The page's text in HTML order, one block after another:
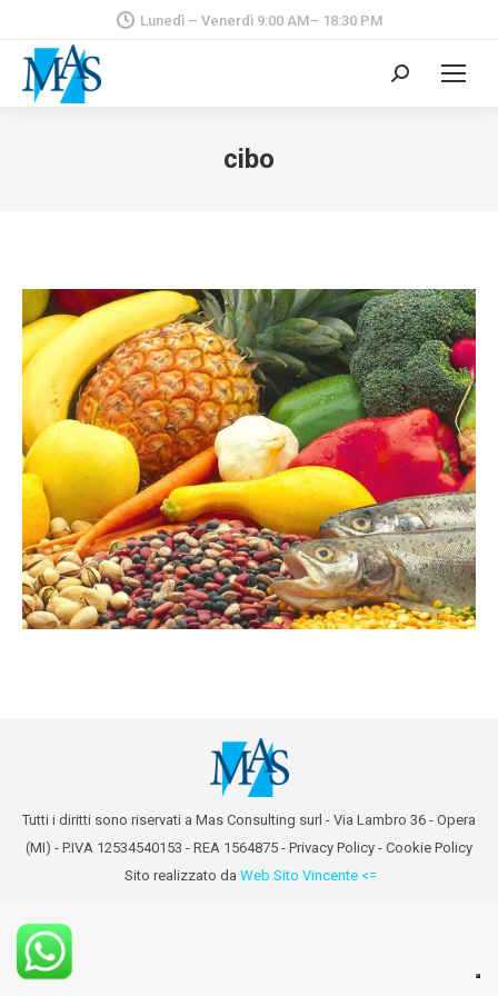
Lunedì – Venerdì 9:00 AM– 18:30 PM
Cerca:
cibo
Tutti i diritti sono riservati a Mas Consulting surl - Via Lambro 36 - Opera
(MI) - P.IVA 12534540153 - REA 1564875 - Privacy Policy - Cookie Policy
Sito realizzato da Web Sito Vincente <=